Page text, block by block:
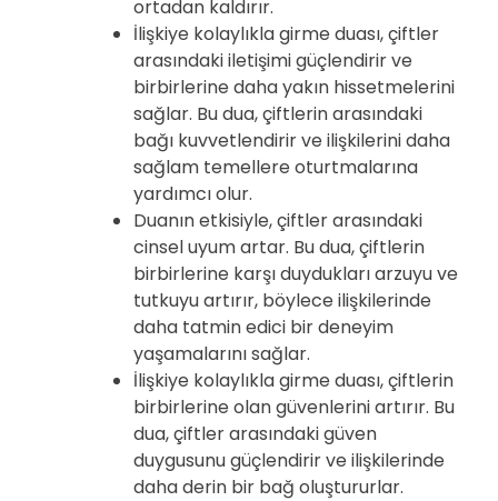
ortadan kaldırır.
İlişkiye kolaylıkla girme duası, çiftler
arasındaki iletişimi güçlendirir ve
birbirlerine daha yakın hissetmelerini
sağlar. Bu dua, çiftlerin arasındaki
bağı kuvvetlendirir ve ilişkilerini daha
sağlam temellere oturtmalarına
yardımcı olur.
Duanın etkisiyle, çiftler arasındaki
cinsel uyum artar. Bu dua, çiftlerin
birbirlerine karşı duydukları arzuyu ve
tutkuyu artırır, böylece ilişkilerinde
daha tatmin edici bir deneyim
yaşamalarını sağlar.
İlişkiye kolaylıkla girme duası, çiftlerin
birbirlerine olan güvenlerini artırır. Bu
dua, çiftler arasındaki güven
duygusunu güçlendirir ve ilişkilerinde
daha derin bir bağ oluştururlar.